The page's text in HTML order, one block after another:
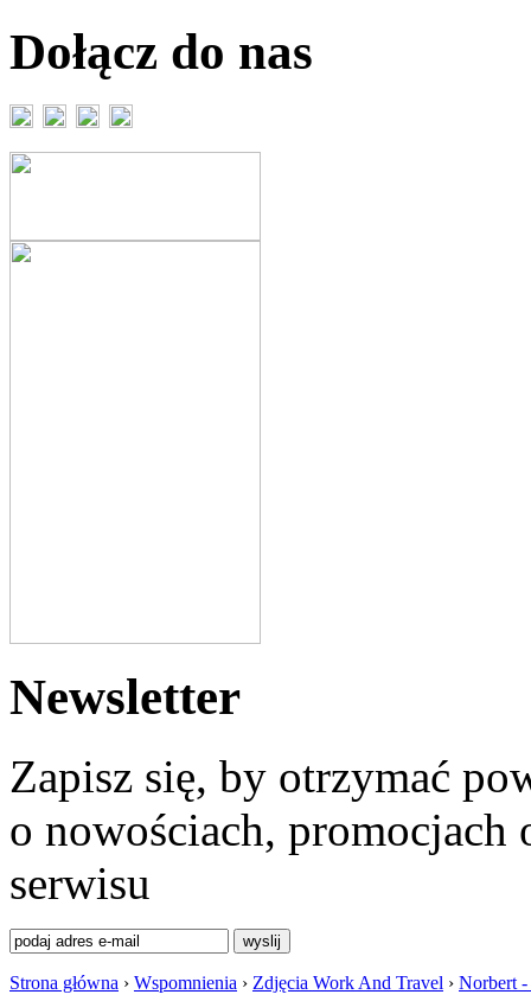
Dołącz do nas
Newsletter
Zapisz się, by otrzymać
o nowościach, promocjach
serwisu
Strona główna › Wspomnienia › Zdjęcia Work And Travel › Norbert